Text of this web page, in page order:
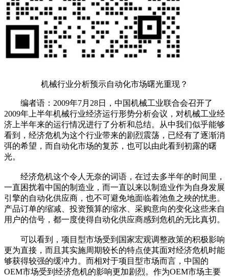
机械行业分析预示自动化市场曙光重现？
编者语：2009年7月28日，中国机械工业联合会召开了
2009年上半年机械行业经济运行形势分析会议，对机械工业经
济上半年来的运行情况进行了分析和总结。从中我们似乎能够
看到，经济危机为这个行业带来的剧烈震荡，已经有了逐渐消
弭的希望，而自动化市场的复苏，也可以由此看到初露的曙
光。
经济危机这个令人无奈的词语，在过去多半年的时间里，
一直困扰着中国的制造业，而一直以来以制造业作为自身发展
引擎的自动化供应商，也不可避免地面临着池鱼之殃的忧患。
产品订单的缩减、投资预算的缩水、采购意向的变化这些来自
用户的信号，都一度使得自动化供应商感到危机的无比真切。
可以看到，项目型市场受到国家宏观调整政策的积极影响
更为直接，而且其实施周期较长的特点使其面对经济危机时能
够获得较强的缓冲力。而相对于项目型市场而言，中国的
OEM市场受到经济危机的影响更加剧烈。作为OEM市场主要